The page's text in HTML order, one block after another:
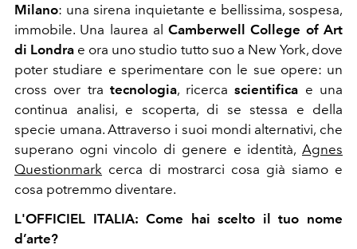
Milano: una sirena inquietante e bellissima, sospesa,
immobile. Una laurea alCamberwell College of Art
di Londra e ora uno studio tutto suo a New York, dove
poter studiare e sperimentare con le sue opere: un
cross over tra tecnologia, ricercascientifica e una
continua analisi, e scoperta, di se stessa e della
specie umana. Attraverso i suoi mondi alternativi, che
superano ogni vincolo di genere e identità, Agnes
Questionmark cerca di mostrarci cosa già siamo e
cosa potremmo diventare.
L'OFFICIEL ITALIA: Come hai scelto il tuo nome
d’arte?